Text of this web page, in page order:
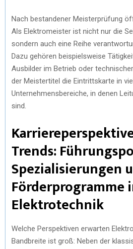
Nach bestandener Meisterprüfung
Als Elektromeister ist nicht nur die
sondern auch eine Reihe
Dazu gehören beispielsweise
Ausbilder im Betrieb oder
der Meistertitel die Eintrittskarte in
Unternehmensbereiche, in denen
sind.
Trends:
Spezialisierungen
Förderprogramme
Elektrotechnik
Welche Perspektiven erwarten
Bandbreite ist groß: Neben der